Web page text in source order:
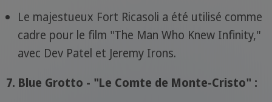
Le majestueux Fort Ricasoli a été utilisé comme
cadre pour le film "The Man Who Knew Infinity,"
avec Dev Patel et Jeremy Irons.
7. Blue Grotto - "Le Comte de Monte-Cristo" :